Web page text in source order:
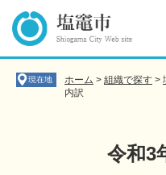
の
ー
現在地 ホーム > 組織で探す >
内訳
令和3